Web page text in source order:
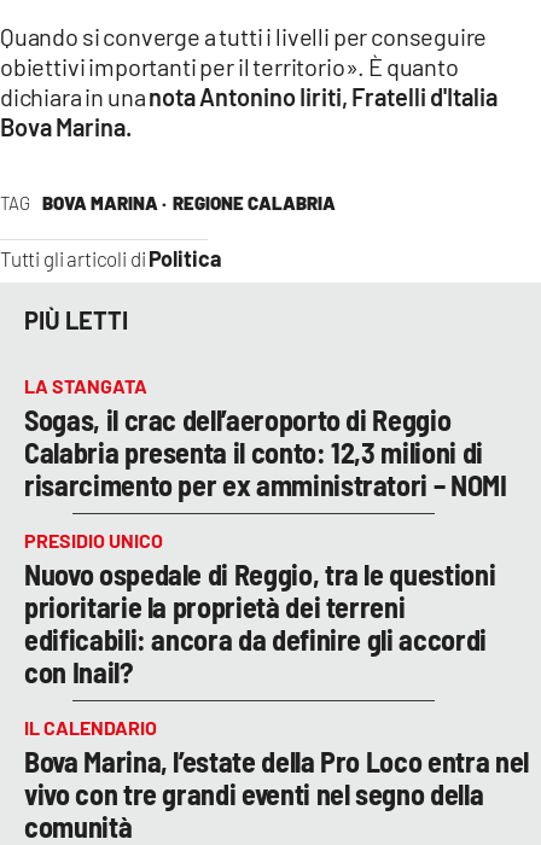
APPLE
TAG BOVA MARINA · REGIONE CALABRIA
Tutti gli articoli di Politica
Quando si converge a tutti i livelli per conseguire
obiettivi importanti per il territorio». È quanto
dichiara in unanota Antonino Iiriti, Fratelli d'Italia
Bova Marina.
PIÙ LETTI
LA STANGATA
Sogas, il crac dell’aeroporto di Reggio
Calabria presenta il conto: 12,3 milioni di
risarcimento per ex amministratori – NOMI
PRESIDIO UNICO
Nuovo ospedale di Reggio, tra le questioni
prioritarie la proprietà dei terreni
edificabili: ancora da definire gli accordi
con Inail?
IL CALENDARIO
Bova Marina, l’estate della Pro Loco entra nel
vivo con tre grandi eventi nel segno della
comunità